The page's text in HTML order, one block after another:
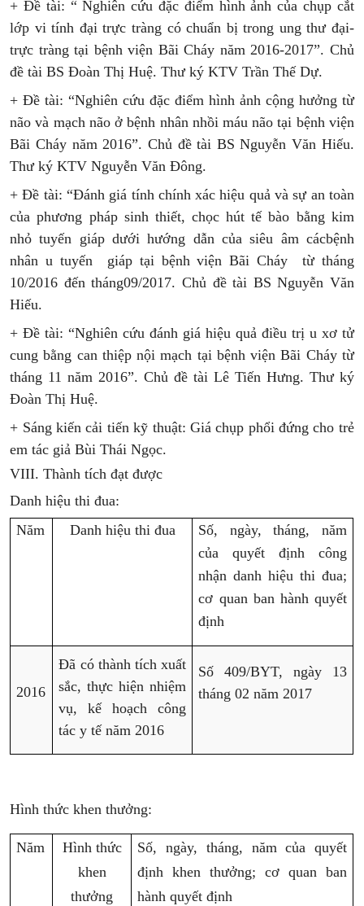
+ Đề tài: “ Nghiên cứu đặc điểm hình ảnh của chụp cắt
lớp vi tính đại trực tràng có chuẩn bị trong ung thư đại-
trực tràng tại bệnh viện Bãi Cháy năm 2016-2017”. Chủ
đề tài BS Đoàn Thị Huệ. Thư ký KTV Trần Thế Dự.
+ Đề tài: “Nghiên cứu đặc điểm hình ảnh cộng hưởng từ
não và mạch não ở bệnh nhân nhồi máu não tại bệnh viện
Bãi Cháy năm 2016”. Chủ đề tài BS Nguyễn Văn Hiếu.
Thư ký KTV Nguyễn Văn Đông.
+ Đề tài: “Đánh giá tính chính xác hiệu quả và sự an toàn
của phương pháp sinh thiết, chọc hút tế bào bằng kim
nhỏ tuyến giáp dưới hướng dẫn của siêu âm cácbệnh
nhân u tuyến
giáp tại bệnh viện Bãi Cháy
từ tháng
10/2016 đến tháng09/2017. Chủ đề tài BS Nguyễn Văn
Hiếu.
+ Đề tài: “Nghiên cứu đánh giá hiệu quả điều trị u xơ tử
cung bằng can thiệp nội mạch tại bệnh viện Bãi Cháy từ
tháng 11 năm 2016”. Chủ đề tài Lê Tiến Hưng. Thư ký
Đoàn Thị Huệ.
+ Sáng kiến cải tiến kỹ thuật: Giá chụp phổi đứng cho trẻ
em tác giả Bùi Thái Ngọc.
VIII. Thành tích đạt được
Danh hiệu thi đua:
Năm
Danh hiệu thi đua
Số, ngày, tháng, năm
của quyết định công
nhận danh hiệu thi đua;
cơ quan ban hành quyết
định
2016
Đã có thành tích xuất
sắc, thực hiện nhiệm
vụ, kế hoạch công
tác y tế năm 2016
Số 409/BYT, ngày 13
tháng 02 năm 2017
Hình thức khen thưởng:
Năm
Hình thức
khen
thưởng
Số, ngày, tháng, năm của quyết
định khen thưởng; cơ quan ban
hành quyết định